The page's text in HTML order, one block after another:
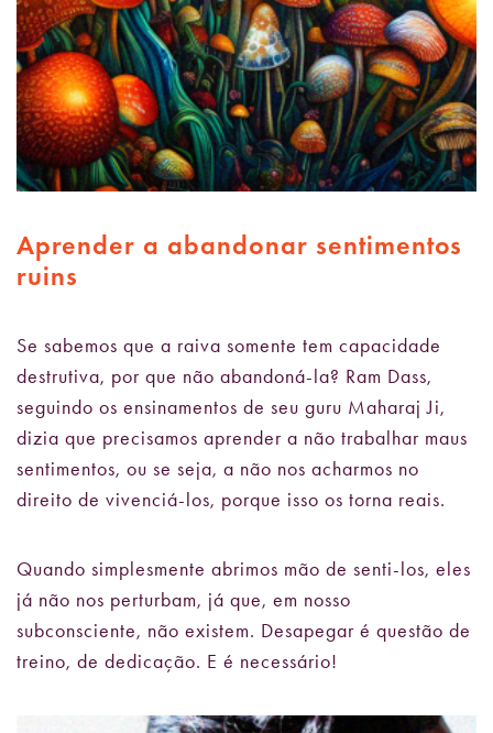
Aprender a abandonar sentimentos
ruins
Se sabemos que a raiva somente tem capacidade
destrutiva, por que não abandoná-la? Ram Dass,
seguindo os ensinamentos de seu guru Maharaj Ji,
dizia que precisamos aprender a não trabalhar maus
sentimentos, ou se seja, a não nos acharmos no
direito de vivenciá-los, porque isso os torna reais.
Quando simplesmente abrimos mão de senti-los, eles
já não nos perturbam, já que, em nosso
subconsciente, não existem. Desapegar é questão de
treino, de dedicação. E é necessário!